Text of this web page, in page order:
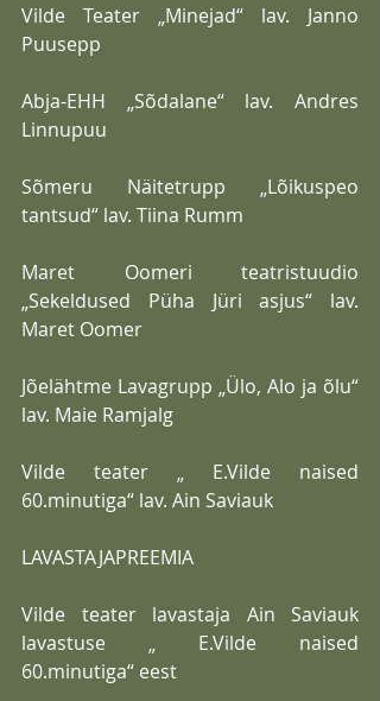
Vilde Teater „Minejad“ lav. Janno
Puusepp
Abja-EHH „Sõdalane“ lav. Andres
Linnupuu
Sõmeru Näitetrupp „Lõikuspeo
tantsud“ lav. Tiina Rumm
Maret Oomeri teatristuudio
„Sekeldused Püha Jüri asjus“ lav.
Maret Oomer
Jõelähtme Lavagrupp „Ülo, Alo ja õlu“
lav. Maie Ramjalg
Vilde teater „ E.Vilde naised
60.minutiga“ lav. Ain Saviauk
LAVASTAJAPREEMIA
Vilde teater lavastaja Ain Saviauk
lavastuse „ E.Vilde naised
60.minutiga“ eest